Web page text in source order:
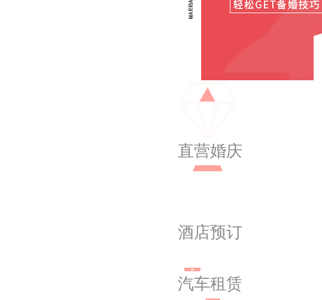
直营婚庆
酒店预订
汽车租赁